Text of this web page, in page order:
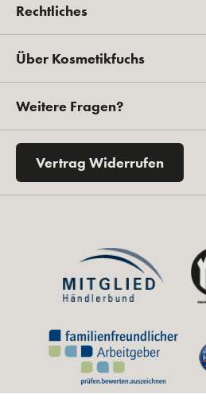
Rechtliches
Über Kosmetikfuchs
Weitere Fragen?
Vertrag Widerrufen